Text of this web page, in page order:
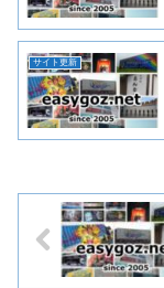
サイト更新